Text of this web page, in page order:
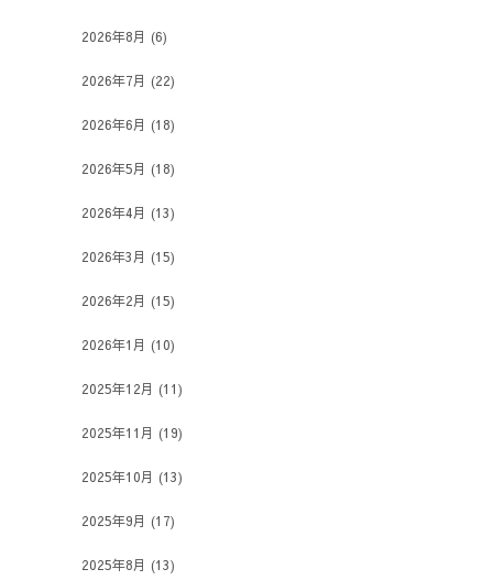
2026年8月 (6)
2026年7月 (22)
2026年6月 (18)
2026年5月 (18)
2026年4月 (13)
2026年3月 (15)
2026年2月 (15)
2026年1月 (10)
2025年12月 (11)
2025年11月 (19)
2025年10月 (13)
2025年9月 (17)
2025年8月 (13)